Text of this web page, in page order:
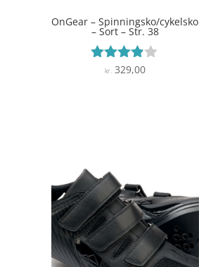
OnGear – Spinningsko/cykelsko
– Sort – Str. 38
Vurderet
kr. 329,00